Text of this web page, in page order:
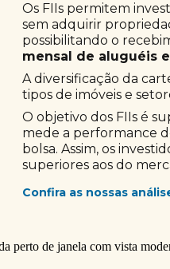
Os FIIs permitem
sem adquirir
possibilitando o
mensal de aluguéis
A diversificação da
tipos de imóveis e
O objetivo dos FIIs é
mede a performance
bolsa. Assim, os
superiores aos do
Confira as nossas